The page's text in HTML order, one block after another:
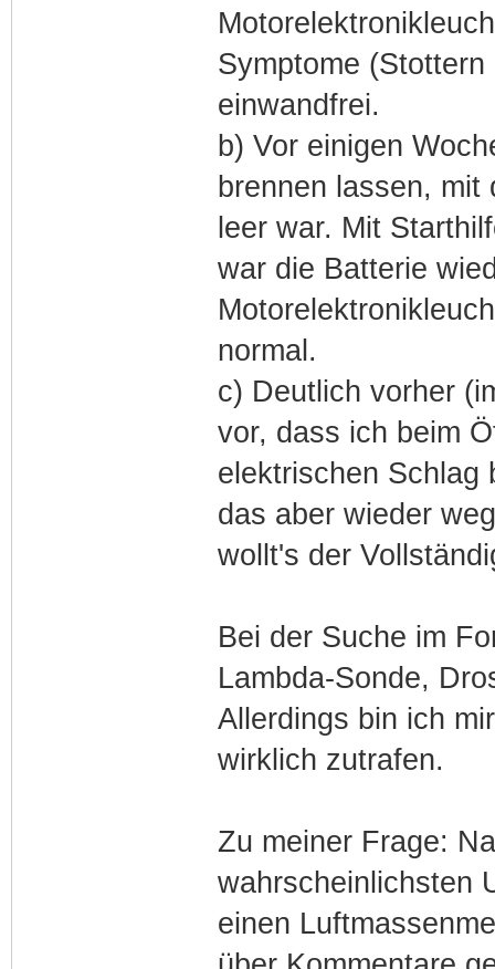
Symptome
einwandfrei.
b) Vor einigen
brennen lassen,
leer war. Mit
war die Batterie
normal.
c) Deutlich vorher
vor, dass ich beim
elektrischen Schlag
das aber wieder
wollt's der
Bei der Suche im
Lambda-Sonde,
Allerdings bin ich
wirklich zutrafen.
Zu meiner Frage:
wahrscheinlichsten
einen